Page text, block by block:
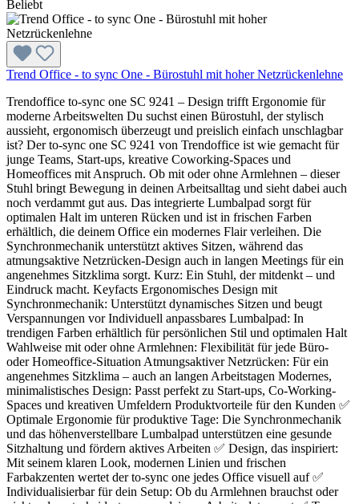
Beliebt
Trend Office - to sync One - Bürostuhl mit hoher Netzrückenlehne
Trendoffice to-sync one SC 9241 – Design trifft Ergonomie für
moderne Arbeitswelten Du suchst einen Bürostuhl, der stylisch
aussieht, ergonomisch überzeugt und preislich einfach unschlagbar
ist? Der to-sync one SC 9241 von Trendoffice ist wie gemacht für
junge Teams, Start-ups, kreative Coworking-Spaces und
Homeoffices mit Anspruch. Ob mit oder ohne Armlehnen – dieser
Stuhl bringt Bewegung in deinen Arbeitsalltag und sieht dabei auch
noch verdammt gut aus. Das integrierte Lumbalpad sorgt für
optimalen Halt im unteren Rücken und ist in frischen Farben
erhältlich, die deinem Office ein modernes Flair verleihen. Die
Synchronmechanik unterstützt aktives Sitzen, während das
atmungsaktive Netzrücken-Design auch in langen Meetings für ein
angenehmes Sitzklima sorgt. Kurz: Ein Stuhl, der mitdenkt – und
Eindruck macht. Keyfacts Ergonomisches Design mit
Synchronmechanik: Unterstützt dynamisches Sitzen und beugt
Verspannungen vor Individuell anpassbares Lumbalpad: In
trendigen Farben erhältlich für persönlichen Stil und optimalen Halt
Wahlweise mit oder ohne Armlehnen: Flexibilität für jede Büro-
oder Homeoffice-Situation Atmungsaktiver Netzrücken: Für ein
angenehmes Sitzklima – auch an langen Arbeitstagen Modernes,
minimalistisches Design: Passt perfekt zu Start-ups, Co-Working-
Spaces und kreativen Umfeldern Produktvorteile für den Kunden ✅
Optimale Ergonomie für produktive Tage: Die Synchronmechanik
und das höhenverstellbare Lumbalpad unterstützen eine gesunde
Sitzhaltung und fördern aktives Arbeiten ✅ Design, das inspiriert:
Mit seinem klaren Look, modernen Linien und frischen
Farbakzenten wertet der to-sync one jedes Office visuell auf ✅
Individualisierbar für dein Setup: Ob du Armlehnen brauchst oder